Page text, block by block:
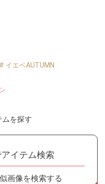
# イエベAUTUMN
ムを探す
イテム検索
画像を検索する